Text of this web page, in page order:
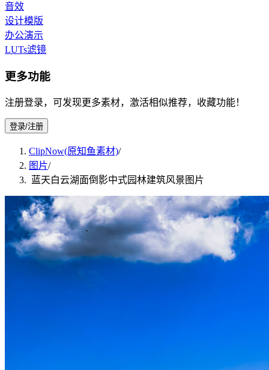
音效
设计模版
办公演示
LUTs滤镜
更多功能
注册登录，可发现更多素材，激活相似推荐，收藏功能！
登录/注册
ClipNow(原知鱼素材)/
图片/
蓝天白云湖面倒影中式园林建筑风景图片